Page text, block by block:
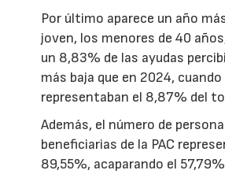
Por último aparece un año
joven, los menores de 40
un 8,83% de las ayudas
más baja que en 2024, cuando
representaban el 8,87% del
Además, el número de
beneficiarias de la PAC
89,55%, acaparando el